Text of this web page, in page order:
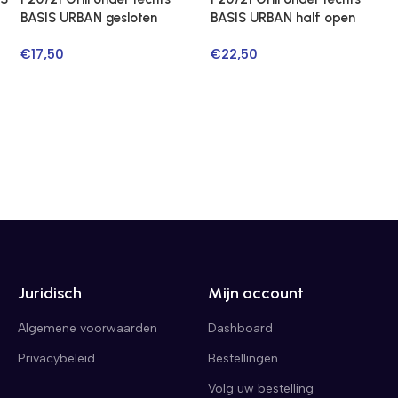
BASIS URBAN gesloten
€17,50
BASIS URBAN half open
€22,50
Juridisch
Algemene voorwaarden
Privacybeleid
Mijn account
Dashboard
Bestellingen
Volg uw bestelling